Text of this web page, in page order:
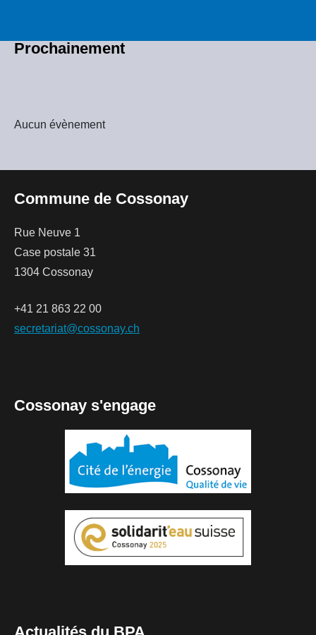
Prochainement
Aucun évènement
Commune de Cossonay
Rue Neuve 1
Case postale 31
1304 Cossonay
+41 21 863 22 00
secretariat@cossonay.ch
Cossonay s'engage